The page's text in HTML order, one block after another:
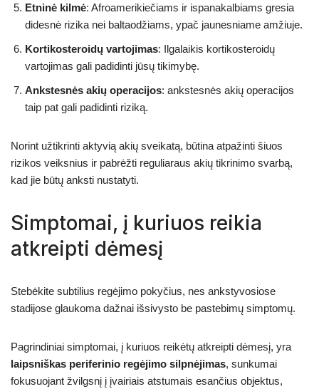
Etninė kilmė: Afroamerikiečiams ir ispanakalbiams gresia
didesnė rizika nei baltaodžiams, ypač jaunesniame amžiuje.
Kortikosteroidų vartojimas: Ilgalaikis kortikosteroidų
vartojimas gali padidinti jūsų tikimybę.
Ankstesnės akių operacijos: ankstesnės akių operacijos
taip pat gali padidinti riziką.
Norint užtikrinti aktyvią akių sveikatą, būtina atpažinti šiuos
rizikos veiksnius ir pabrėžti reguliaraus akių tikrinimo svarbą,
kad jie būtų anksti nustatyti.
Simptomai, į kuriuos reikia
atkreipti dėmesį
Stebėkite subtilius regėjimo pokyčius, nes ankstyvosiose
stadijose glaukoma dažnai išsivysto be pastebimų simptomų.
Pagrindiniai simptomai, į kuriuos reikėtų atkreipti dėmesį, yra
laipsniškas periferinio regėjimo silpnėjimas, sunkumai
fokusuojant žvilgsnį į įvairiais atstumais esančius objektus,